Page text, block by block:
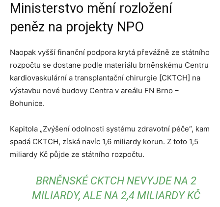
Ministerstvo mění rozložení
peněz na projekty NPO
Naopak vyšší finanční podpora krytá převážně ze státního
rozpočtu se dostane podle materiálu brněnskému Centru
kardiovaskulární a transplantační chirurgie [CKTCH] na
výstavbu nové budovy Centra v areálu FN Brno –
Bohunice.
Kapitola „Zvýšení odolnosti systému zdravotní péče“, kam
spadá CKTCH, získá navíc 1,6 miliardy korun. Z toto 1,5
miliardy Kč půjde ze státního rozpočtu.
BRNĚNSKÉ CKTCH NEVYJDE NA 2
MILIARDY, ALE NA 2,4 MILIARDY KČ